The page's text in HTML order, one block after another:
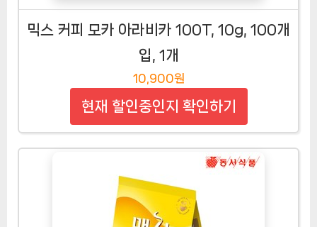
믹스 커피 모카 아라비카 100T, 10g, 100개
입, 1개
10,900원
현재 할인중인지 확인하기